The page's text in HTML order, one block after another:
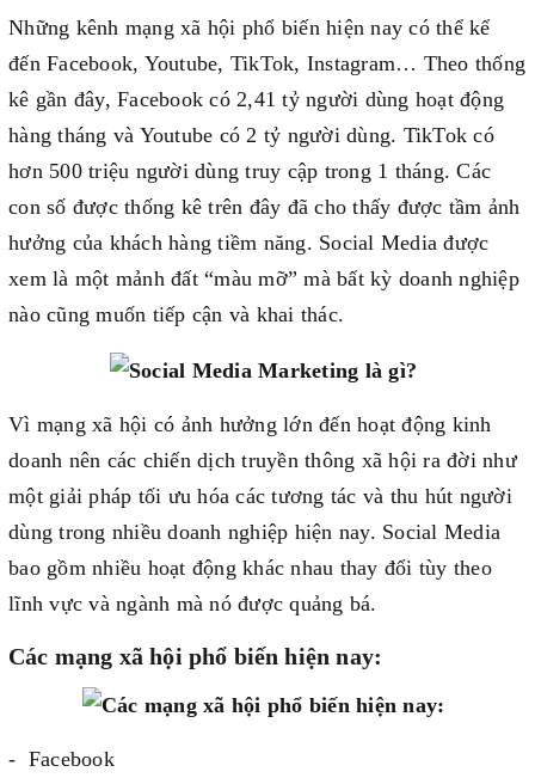
Những kênh mạng xã hội phổ biến hiện nay có thể kể
đến Facebook, Youtube, TikTok, Instagram… Theo thống
kê gần đây, Facebook có 2,41 tỷ người dùng hoạt động
hàng tháng và Youtube có 2 tỷ người dùng. TikTok có
hơn 500 triệu người dùng truy cập trong 1 tháng. Các
con số được thống kê trên đây đã cho thấy được tầm ảnh
hưởng của khách hàng tiềm năng. Social Media được
xem là một mảnh đất “màu mỡ” mà bất kỳ doanh nghiệp
nào cũng muốn tiếp cận và khai thác.
Vì mạng xã hội có ảnh hưởng lớn đến hoạt động kinh
doanh nên các chiến dịch truyền thông xã hội ra đời như
một giải pháp tối ưu hóa các tương tác và thu hút người
dùng trong nhiều doanh nghiệp hiện nay. Social Media
bao gồm nhiều hoạt động khác nhau thay đổi tùy theo
lĩnh vực và ngành mà nó được quảng bá.
Các mạng xã hội phổ biến hiện nay:
- Facebook